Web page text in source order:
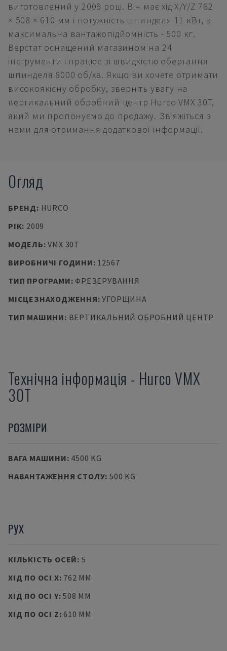
виготовлений у 2009 році. Він має хід X/Y/Z 762
× 508 × 610 мм і потужність шпинделя 11 кВт, а
максимальна вантажопідйомність - 500 кг.
Верстат оснащений магазином на 24
інструменти і працює зі швидкістю обертання
шпинделя 8000 об/хв. Якщо ви хочете отримати
високоякісну обробку, зверніть увагу на
вертикальний обробний центр Hurco VMX 30T,
який ми пропонуємо до продажу. Зв'яжіться з
нами для отримання додаткової інформації.
Огляд
БРЕНД: HURCO
РІК: 2009
МОДЕЛЬ:VMX 30T
ВИРОБНИЧІ ГОДИНИ: 12567
ТИП ПРОГРАМИ: ФРЕЗЕРУВАННЯ
МІСЦЕЗНАХОДЖЕННЯ:УГОРЩИНА
ТИП МАШИНИ: ВЕРТИКАЛЬНИЙ ОБРОБНИЙ ЦЕНТР
Технічна інформація - Hurco VMX
30T
РОЗМІРИ
ВАГА МАШИНИ: 4500 KG
НАВАНТАЖЕННЯ СТОЛУ: 500 KG
РУХ
КІЛЬКІСТЬ ОСЕЙ: 5
ХІД ПО ОСІ X: 762 MM
ХІД ПО ОСІ Y:508 MM
ХІД ПО ОСІ Z: 610 MM